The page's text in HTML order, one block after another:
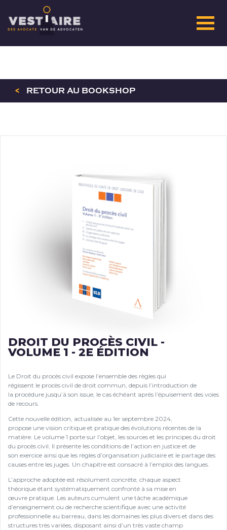
< RETOUR AU BOOKSHOP
DROIT DU PROCÈS CIVIL -
VOLUME 1 - 2E ÉDITION
Le Droit du procès civil expose l’ensemble des règles qui
régissent le procès civil de droit commun, depuis l’introduction de
la procédure jusqu’à son issue, le cas échéant après l’épuisement des voies
de recours.
Cette nouvelle édition, actualisée au 1er septembre 2024,
propose une vision critique et pratique des évolutions récentes de la
matière. Le volume 1 porte sur l’objet, les sources et les principes du droit
du procès civil. Il présente les conditions de l’action en justice et de
son exercice ainsi que les règles d’organisation judiciaire et le partage des
causes entre les juges. Un chapitre est consacré à l’emploi des langues.
L’approche adoptée est résolument concrète, chaque aspect
théorique étant systématiquement confronté à sa mise en
œuvre pratique. Les auteurs cumulent une tâche académique
d’enseignement ou de recherche scientifique avec une activité
professionnelle au barreau, dans les domaines les plus divers et dans des
structures très variées, disposant ainsi d’un très vaste champ